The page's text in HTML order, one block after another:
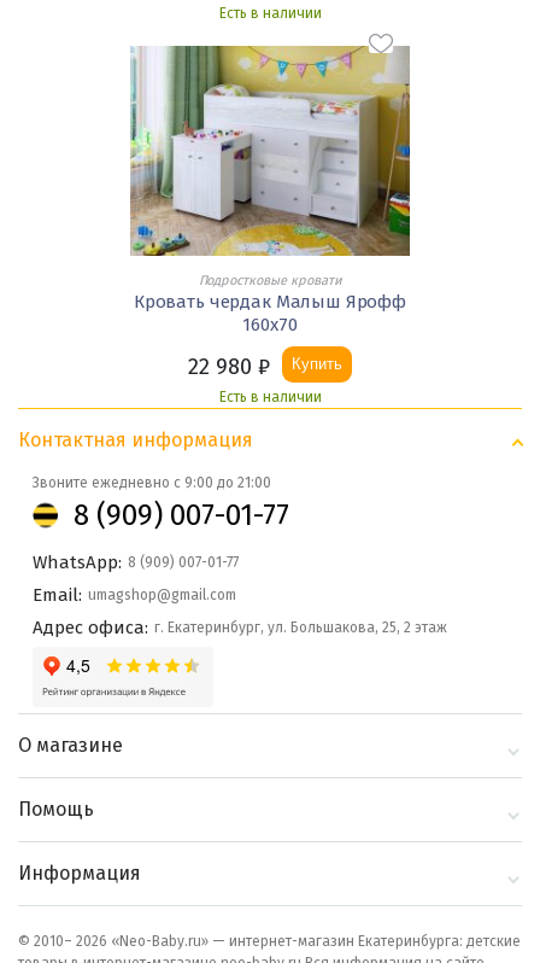
Есть в наличии
Подростковые кровати
Кровать чердак Малыш Ярофф
160х70
22 980 ₽ Купить
Есть в наличии
Контактная информация
Звоните ежедневно с 9:00 до 21:00
8 (909) 007-01-77
WhatsApp: 8 (909) 007-01-77
Email: umagshop@gmail.com
Адрес офиса: г. Екатеринбург, ул. Большакова, 25, 2 этаж
О магазине
Блог
Помощь
Информация
© 2010– 2026 «Neo-Baby.ru» — интернет-магазин Екатеринбурга: детские